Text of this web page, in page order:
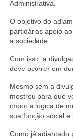
Administrativa.
O objetivo do
partidárias apoio
a sociedade.
Com isso, a
deve ocorrer em
Mesmo sem a
mostrou para que
impor à lógica de
sua função social e
Como já adiantado